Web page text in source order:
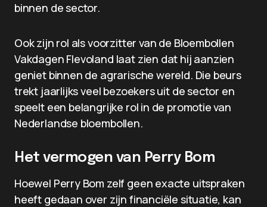
binnen de sector.
Ook zijn rol als voorzitter van de Bloembollen
Vakdagen Flevoland laat zien dat hij aanzien
geniet binnen de agrarische wereld. Die beurs
trekt jaarlijks veel bezoekers uit de sector en
speelt een belangrijke rol in de promotie van
Nederlandse bloembollen.
Het vermogen van Perry Bom
Hoewel Perry Bom zelf geen exacte uitspraken
heeft gedaan over zijn financiële situatie, kan